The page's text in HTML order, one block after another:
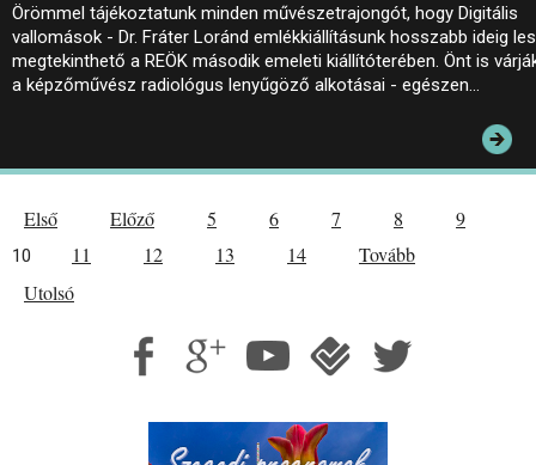
Örömmel tájékoztatunk minden művészetrajongót, hogy Digitális
vallomások - Dr. Fráter Loránd emlékkiállításunk hosszabb ideig
megtekinthető a REÖK második emeleti kiállítóterében. Önt is
a képzőművész radiológus lenyűgöző alkotásai - egészen…
Első Előző 5 6 7 8 9
10 11 12 13 14
Tovább
Utolsó